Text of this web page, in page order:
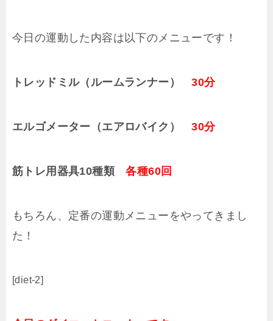
今日の運動した内容は以下のメニューです！
トレッドミル（ルームランナー）30分
エルゴメーター（エアロバイク）30分
筋トレ用器具10種類各種60回
もちろん、定番の運動メニューをやってきまし
た！
[diet-2]